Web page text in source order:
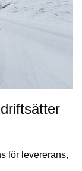
för levererans,